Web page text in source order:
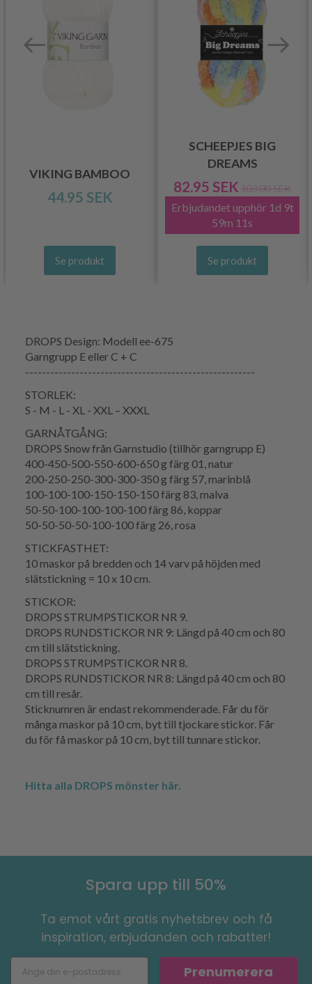
VIKING BAMBOO
44.95 SEK
Se produkt
SCHEEPJES BIG
DREAMS
82.95 SEK 103.00 SEK
Erbjudandet upphör 1d 9t
59m 10s
Se produkt
DROPS Design: Modell ee-675
Garngrupp E eller C + C
-------------------------------------------------------
STORLEK:
S - M - L - XL - XXL – XXXL
GARNÅTGÅNG:
DROPS Snow från Garnstudio (tillhör garngrupp E)
400-450-500-550-600-650 g färg 01, natur
200-250-250-300-300-350 g färg 57, marinblå
100-100-100-150-150-150 färg 83, malva
50-50-100-100-100-100 färg 86, koppar
50-50-50-50-100-100 färg 26, rosa
STICKFASTHET:
10 maskor på bredden och 14 varv på höjden med
slätstickning = 10 x 10 cm.
STICKOR:
DROPS STRUMPSTICKOR NR 9.
DROPS RUNDSTICKOR NR 9: Längd på 40 cm och 80
cm till slätstickning.
DROPS STRUMPSTICKOR NR 8.
DROPS RUNDSTICKOR NR 8: Längd på 40 cm och 80
cm till resår.
Sticknumren är endast rekommenderade. Får du för
många maskor på 10 cm, byt till tjockare stickor. Får
du för få maskor på 10 cm, byt till tunnare stickor.
Hitta alla DROPS mönster här.
Spara upp till 50%
Ta emot vårt gratis nyhetsbrev och få
inspiration, erbjudanden och rabatter!
Prenumerera